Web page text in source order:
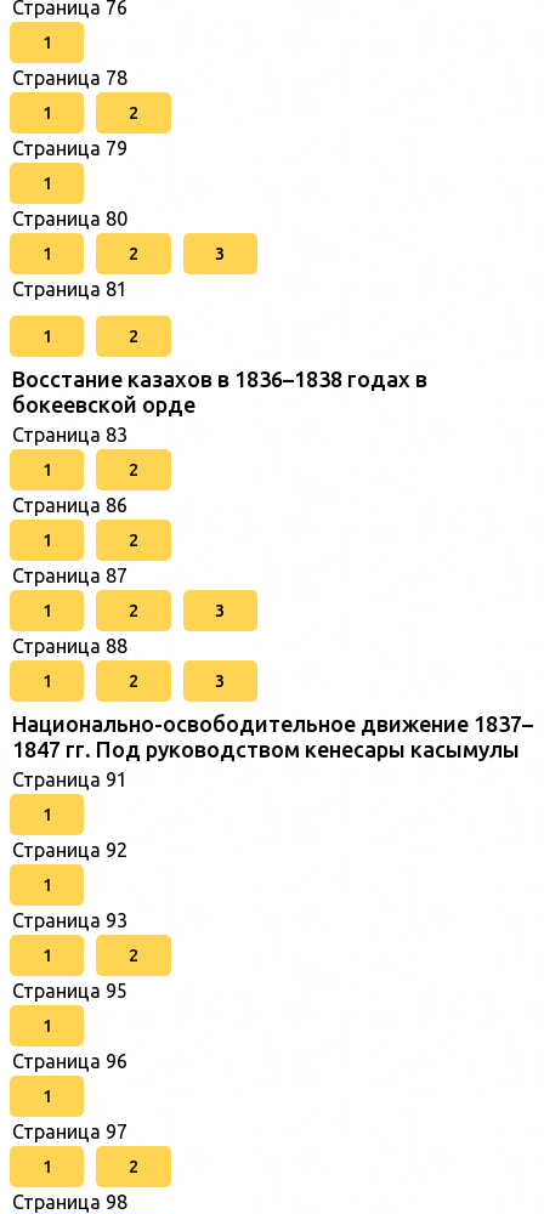
Страница 76
1
Страница 78
1 2
Страница 79
1
Страница 80
1 2 3
Страница 81
1 2
Восстание казахов в 1836–1838 годах в
бокеевской орде
Страница 83
1 2
Страница 86
1 2
Страница 87
1 2 3
Страница 88
1 2 3
Национально-освободительное движение 1837–
1847 гг. Под руководством кенесары касымулы
Страница 91
1
Страница 92
1
Страница 93
1 2
Страница 95
1
Страница 96
1
Страница 97
1 2
Страница 98